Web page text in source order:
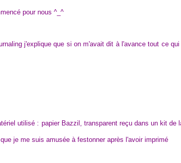
pour nous ^_^
j'explique que si on m'avait dit à l'avance tout ce
utilisé : papier Bazzil, transparent reçu dans un kit de
je me suis amusée à festonner après l'avoir imprimé